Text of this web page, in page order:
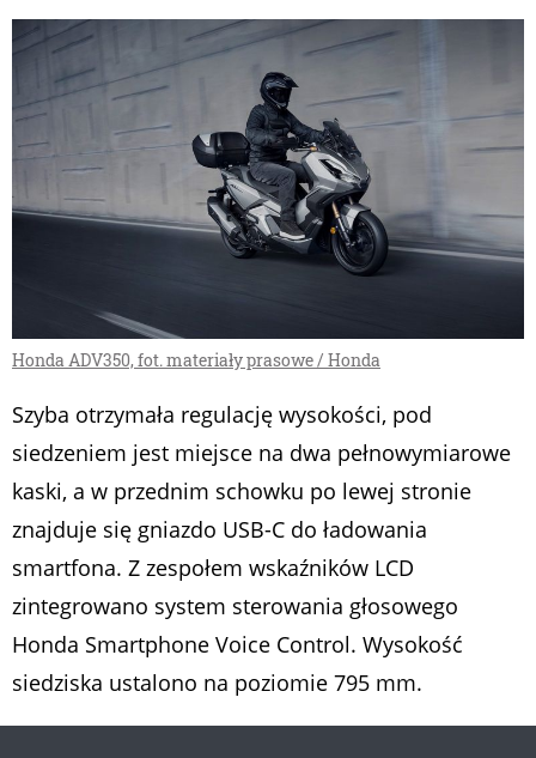
Honda ADV350, fot. materiały prasowe / Honda
Szyba otrzymała regulację wysokości, pod
siedzeniem jest miejsce na dwa pełnowymiarowe
kaski, a w przednim schowku po lewej stronie
znajduje się gniazdo USB-C do ładowania
smartfona. Z zespołem wskaźników LCD
zintegrowano system sterowania głosowego
Honda Smartphone Voice Control. Wysokość
siedziska ustalono na poziomie 795 mm.